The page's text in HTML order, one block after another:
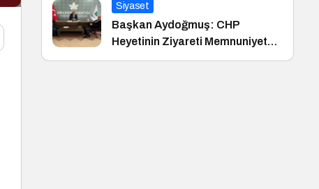
Siyaset
Başkan Aydoğmuş: CHP
Heyetinin Ziyareti Memnuniyet
Verici